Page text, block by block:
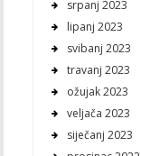
srpanj 2023
lipanj 2023
svibanj 2023
travanj 2023
ožujak 2023
veljača 2023
siječanj 2023